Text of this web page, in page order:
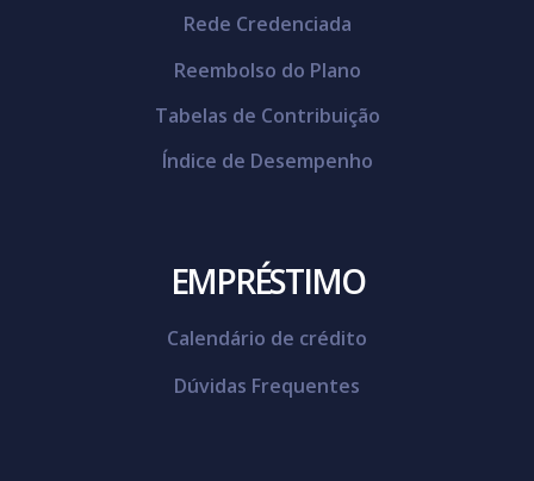
Rede Credenciada
Reembolso do Plano
Tabelas de Contribuição
Índice de Desempenho
EMPRÉSTIMO
Calendário de crédito
Dúvidas Frequentes